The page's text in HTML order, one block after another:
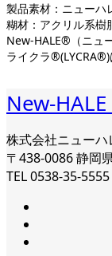
製品素材：ニューハ
糊材：アクリル系樹
New-HALE®（ニュ
ライクラ®(LYCRA®)
New-
株式会社ニューハ
〒438-0086 静岡
TEL 0538-35-5555